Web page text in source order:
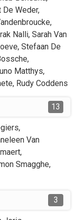
De Weder,
,
Nalli, Sarah Van
, Stefaan De
,
Matthys,
, Rudy Coddens
13
,
Van
,
Smagghe,
3